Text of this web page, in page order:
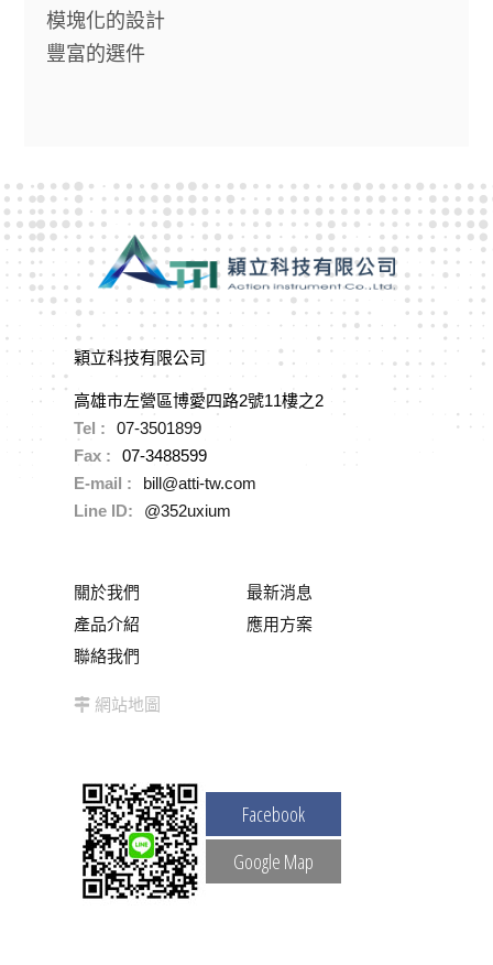
模塊化的設計
豐富的選件
穎立科技有限公司
高雄市左營區博愛四路2號11樓之2
Tel :
07-3501899
Fax :
07-3488599
E-mail :
bill@atti-tw.com
Line ID:
@352uxium
關於我們
最新消息
產品介紹
應用方案
聯絡我們
網站地圖
Facebook
Google Map